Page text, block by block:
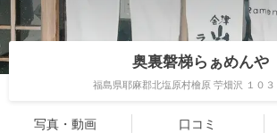
奥裏磐梯らぁめんや
福島県耶麻郡北塩原村檜原 苧畑沢 １０３
写真・動画 口コミ